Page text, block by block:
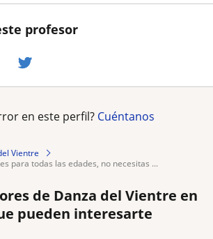
profesor
en este perfil? Cuéntanos
Vientre
para todas las edades, no necesitas ...
de Danza del Vientre en
pueden interesarte